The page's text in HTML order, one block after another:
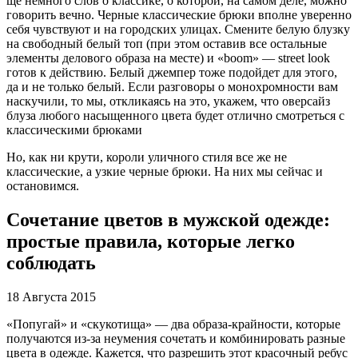
говорить вечно. Черные классические брюки вполне уверенно
себя чувствуют и на городских улицах. Смените белую блузку
на свободный белый топ (при этом оставив все остальные
элементы делового образа на месте) и «boom» — street look
готов к действию. Белый джемпер тоже подойдет для этого,
да и не только белый. Если разговоры о монохромности вам
наскучили, то мы, откликаясь на это, укажем, что оверсайз
блуза любого насыщенного цвета будет отлично смотреться с
классическими брюками
Но, как ни крути, короли уличного стиля все же не
классические, а узкие черные брюки. На них мы сейчас и
остановимся.
Сочетание цветов в мужской одежде:
простые правила, которые легко
соблюдать
18 Августа 2015
«Попугай» и «скукотища» — два образа-крайности, которые
получаются из-за неумения сочетать и комбинировать разные
цвета в одежде. Кажется, что разрешить этот красочный ребус